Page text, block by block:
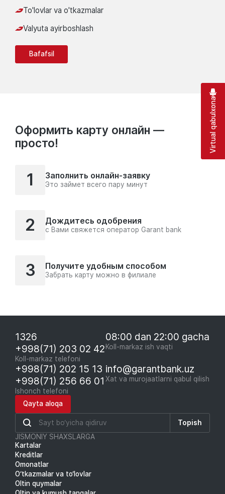
To'lovlar va o'tkazmalar
Valyuta ayirboshlash
Bafafsil
Оформить карту онлайн —
просто!
1 Заполнить онлайн-заявку
Это займет всего пару минут
2 Дождитесь одобрения
с Вами свяжется оператор Garant bank
3 Получите удобным способом
Забрать карту можно в филиале
1326
+998(71) 203 02 42
Koll-markaz telefoni
08:00 dan 22:00 gacha
Koll-markaz ish vaqti
+998(71) 202 15 13
+998(71) 256 66 01
Ishonch telefoni
info@garantbank.uz
Xat va murojaatlarni qabul qilish
Qayta aloqa
Topish
JISMONIY SHAXSLARGA
Kartalar
Kreditlar
Omonatlar
O‘tkazmalar va to‘lovlar
Oltin quymalar
Virtual qabulxona